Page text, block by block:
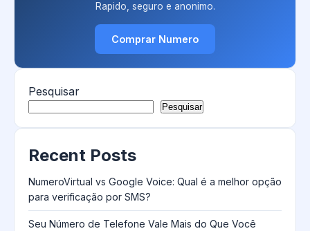
Rapido, seguro e anonimo.
Comprar Numero
Pesquisar
Pesquisar
Recent Posts
NumeroVirtual vs Google Voice: Qual é a melhor opção
para verificação por SMS?
Seu Número de Telefone Vale Mais do Que Você